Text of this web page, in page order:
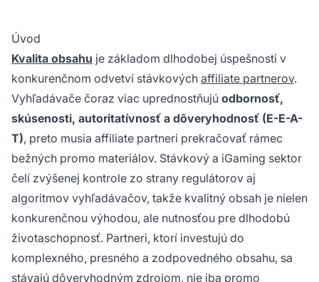
Úvod
Kvalita obsahu je základom dlhodobej úspešnosti v
konkurenčnom odvetví stávkových affiliate partnerov.
Vyhľadávače čoraz viac uprednostňujú odbornosť,
skúsenosti, autoritatívnosť a dôveryhodnosť (E-E-A-
T), preto musia affiliate partneri prekračovať rámec
bežných promo materiálov. Stávkový a iGaming sektor
čelí zvýšenej kontrole zo strany regulátorov aj
algoritmov vyhľadávačov, takže kvalitný obsah je nielen
konkurenčnou výhodou, ale nutnosťou pre dlhodobú
životaschopnosť. Partneri, ktorí investujú do
komplexného, presného a zodpovedného obsahu, sa
stávajú dôveryhodným zdrojom, nie iba promo